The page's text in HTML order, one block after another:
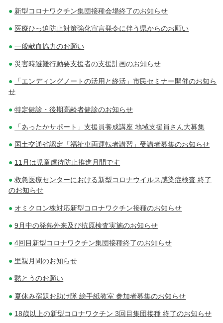
新型コロナワクチン集団接種会場終了のお知らせ
医療ひっ迫防止対策強化宣言発令に伴う県からのお願い
一般献血協力のお願い
災害時避難行動要支援者の支援計画のお知らせ
「エンディングノートの活用と終活」市民セミナー開催のお知ら
せ
特定健診・後期高齢者健診のお知らせ
「あったかサポート」支援員養成講座 地域支援員さん大募集
国土交通省認定「福祉車両運転者講習」受講者募集のお知らせ
11月は児童虐待防止推進月間です
救急医療センターにおける新型コロナウイルス感染症検査 終了
のお知らせ
オミクロン株対応新型コロナワクチン接種のお知らせ
9月中の発熱外来及び抗原検査実施のお知らせ
4回目新型コロナワクチン集団接種終了のお知らせ
里親月間のお知らせ
黙とうのお願い
夏休み宿題お助け隊 絵手紙教室 参加者募集のお知らせ
18歳以上の新型コロナワクチン 3回目集団接種 終了のお知らせ